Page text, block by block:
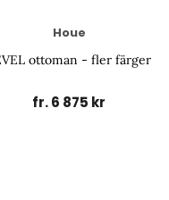
Houe
ottoman - fler färger
fr. 6 875 kr